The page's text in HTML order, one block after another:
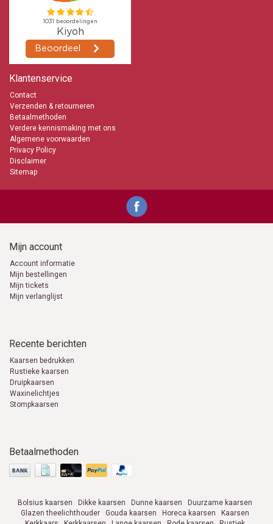
Klantenservice
Contact
Verzenden & retourneren
Betaalmethoden
Verdere kennismaking met ons
Algemene voorwaarden
Privacy Policy
Disclaimer
Sitemap
Mijn account
Account informatie
Mijn bestellingen
Mijn tickets
Mijn verlanglijst
Recente berichten
Kaarsen bedrukken
Rustieke kaarsen
Druipkaarsen
Waxinelichtjes
Stompkaarsen
Betaalmethoden
Bolsius kaarsen Dikke kaarsen Dunne kaarsen
Duurzame kaarsen
Glazen theelichthouder
Gouda kaarsen Horeca kaarsen
Kaarsen